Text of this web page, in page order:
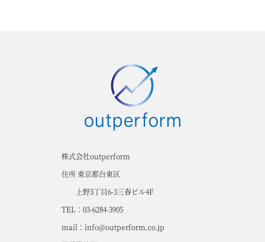
株式会社outperform
住所 東京都台東区
上野3丁目6-3三春ビル4F
TEL：03-6284-3905
mail：info@outperform.co.jp